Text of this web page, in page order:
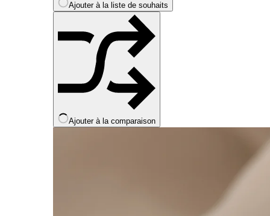
page
du
produit
Ajouter à la liste de souhaits
Ajouter à la comparaison